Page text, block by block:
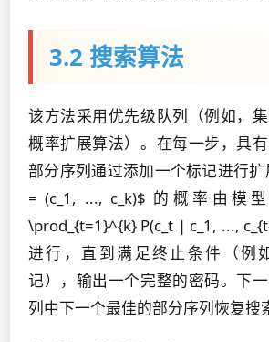
3.2 搜索算法
该方法采用优先级队列（例如，
概率扩展算法）。在每一步，具
部分序列通过添加一个标记进行
= (c_1, ..., c_k)$ 的概率由模
\prod_{t=1}^{k} P(c_t | c_1, ...,
进行，直到满足终止条件（例
记），输出一个完整的密码。下
列中下一个最佳的部分序列恢复搜